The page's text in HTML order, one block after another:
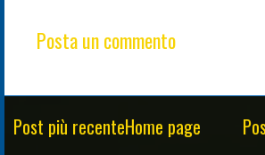
Posta un commento
Post più recenteHome page